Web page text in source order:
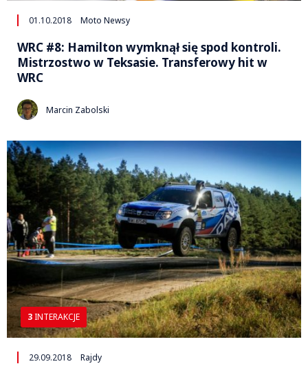
01.10.2018 Moto Newsy
WRC #8: Hamilton wymknął się spod kontroli.
Mistrzostwo w Teksasie. Transferowy hit w
WRC
Marcin Zabolski
3 INTERAKCJE
29.09.2018 Rajdy